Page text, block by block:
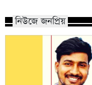
নিউজে জনপ্রিয়